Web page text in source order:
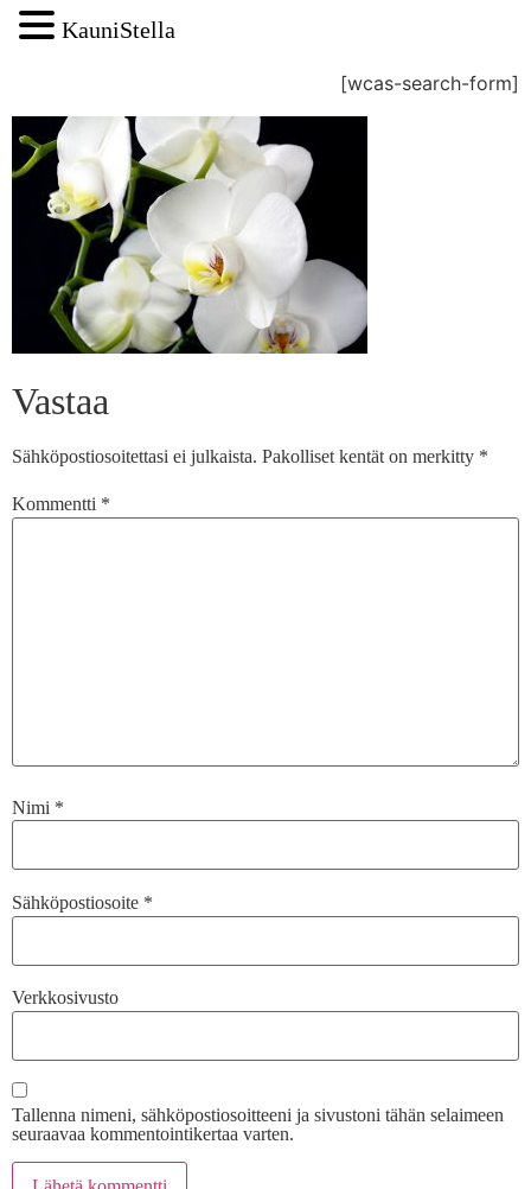
[wcas-search-form]
Vastaa
Sähköpostiosoitettasi ei julkaista. Pakolliset kentät on merkitty *
Kommentti *
Nimi *
Sähköpostiosoite *
Verkkosivusto
Tallenna nimeni, sähköpostiosoitteeni ja sivustoni tähän selaimeen
seuraavaa kommentointikertaa varten.
KauniStella